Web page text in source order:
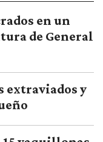
en un
de General
extraviados y